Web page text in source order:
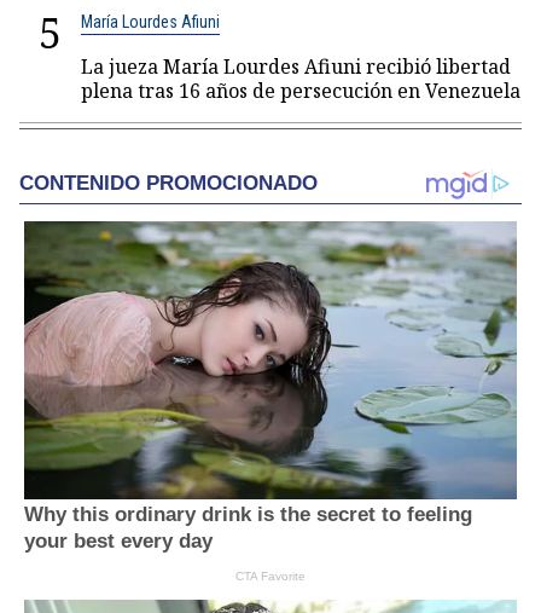
5 María Lourdes Afiuni
La jueza María Lourdes Afiuni recibió libertad
plena tras 16 años de persecución en Venezuela